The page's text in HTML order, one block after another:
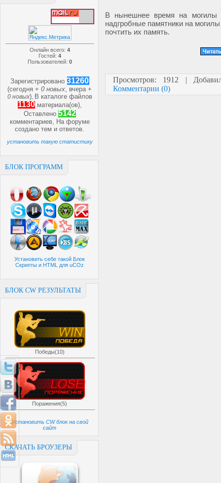
Онлайн всего: 4
Гостей: 4
Пользователей: 0
Зарегистрировано 31260
(сегодня +0 новых, вчера +
0 новых) В каталоге файлов
1130 материала(ов),
Оставлено 5142
комментариев, На форуме
созданотем иответов.
установить такую статистику
БЛОК ПРОГРАММ
Установить себе такой Блок
Скрипты и HTML для uCOz
БЛОК CW РЕЗУЛЬТАТЫ
Победы(10)
Поражения(5)
Установить CW блок на свой
сайт
СКАЧАТЬ БРОУЗЕРЫ
В нынешнее время на могилы
надгробные памятники на
почтить их память.
Просмотров: 1912 |
Комментарии (0)